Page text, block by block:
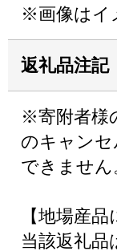
※画像はイ
返礼品注記
※寄附者様
のキャンセ
できません
【地場産
当該返礼品